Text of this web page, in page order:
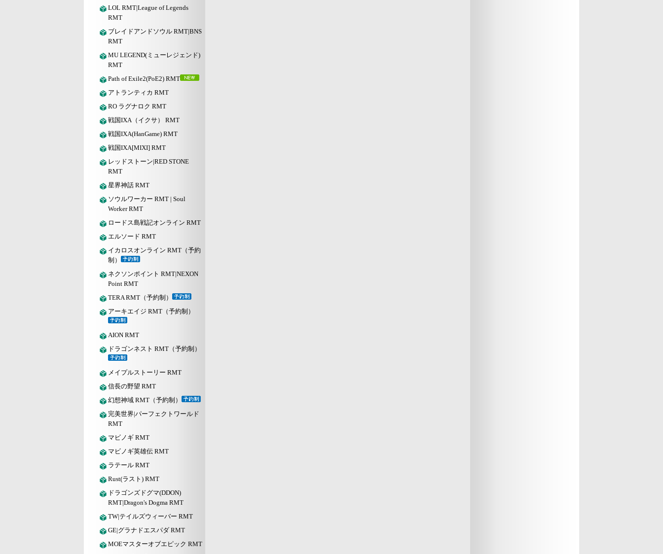
LOL RMT|League of Legends
RMT
ブレイドアンドソウル RMT|BNS
RMT
MU LEGEND(ミューレジェンド)
RMT
Path of Exile2(PoE2) RMT
アトランティカ RMT
RO ラグナロク RMT
戦国IXA（イクサ） RMT
戦国IXA(HanGame) RMT
戦国IXA[MIXI] RMT
レッドストーン|RED STONE
RMT
星界神話 RMT
ソウルワーカー RMT | Soul
Worker RMT
ロードス島戦記オンライン RMT
エルソード RMT
イカロスオンライン RMT（予約
制）
ネクソンポイント RMT|NEXON
Point RMT
TERA RMT（予約制）
アーキエイジ RMT（予約制）
AION RMT
ドラゴンネスト RMT（予約制）
メイプルストーリー RMT
信長の野望 RMT
幻想神域 RMT（予約制）
完美世界|パーフェクトワールド
RMT
マビノギ RMT
マビノギ英雄伝 RMT
ラテール RMT
Rust(ラスト) RMT
ドラゴンズドグマ(DDON)
RMT|Dragon's Dogma RMT
TW|テイルズウィーバー RMT
GE|グラナドエスパダ RMT
MOEマスターオブエピック RMT